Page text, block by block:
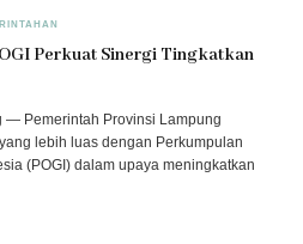
Perkuat Sinergi Tingkatkan
— Pemerintah Provinsi Lampung
lebih luas dengan Perkumpulan
(POGI) dalam upaya meningkatkan